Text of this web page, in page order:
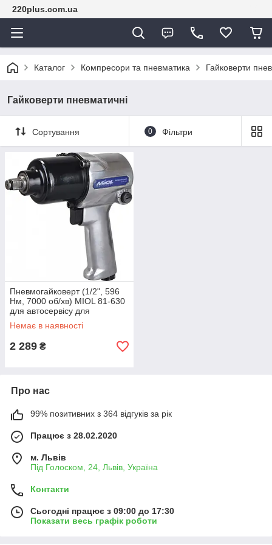
220plus.com.ua
Каталог Компресори та пневматика Гайковерти
Гайковерти пневматичні
Сортування 0 Фільтри
Пневмогайковерт (1/2", 596
Нм, 7000 об/хв) MIOL 81-630
для автосервісу для
шиномонтажу
Немає в наявності
2 289 ₴
Про нас
99% позитивних з 364 відгуків за рік
Працює з 28.02.2020
м. Львів
Під Голоском, 24, Львів, Україна
Контакти
Сьогодні працює з 09:00 до 17:30
Показати весь графік роботи